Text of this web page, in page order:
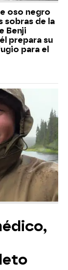
oso negro
sobras de la
Benji
prepara su
para el